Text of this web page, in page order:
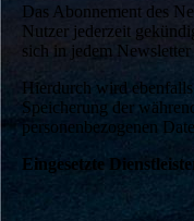
Das Abonnement des
Nutzer jederzeit
sich in jedem
Hierdurch wird
Speicherung der
personenbezogenen
Eingesetzte